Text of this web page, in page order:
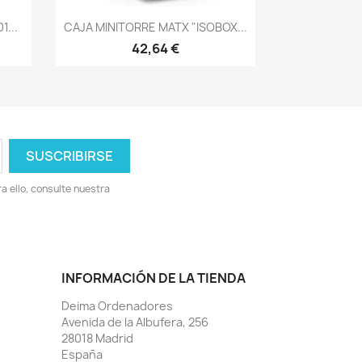
Vista rápida
CAJA MINITORRE MATX "ISOBOX...
42,64 €
ello, consulte nuestra
INFORMACIÓN DE LA TIENDA
Deima Ordenadores
Avenida de la Albufera, 256
28018 Madrid
España